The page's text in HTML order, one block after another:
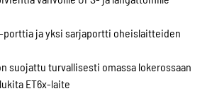
-porttia ja yksi sarjaportti oheislaitteiden
suojattu turvallisesti omassa lokerossaan
ET6x-laite